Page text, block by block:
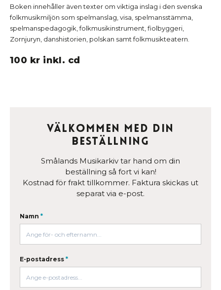
Boken innehåller även texter om viktiga inslag i den svenska
folkmusikmiljön som spelmanslag, visa, spelmansstämma,
spelmanspedagogik, folkmusikinstrument, fiolbyggeri,
Zornjuryn, danshistorien, polskan samt folkmusikteatern.
100 kr inkl. cd
Välkommen med din
beställning
Smålands Musikarkiv tar hand om din
beställning så fort vi kan!
Kostnad för frakt tillkommer. Faktura skickas ut
separat via e-post.
Namn *
E-postadress *